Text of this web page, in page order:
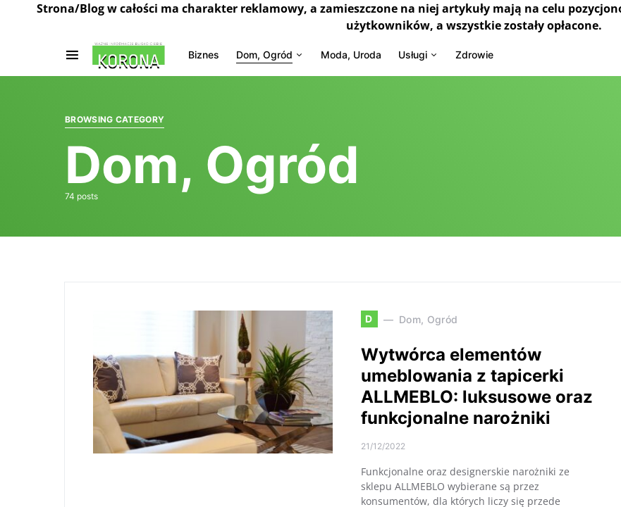
Strona/Blog w całości ma charakter reklamowy, a zamieszczone na niej artykuły mają na celu
użytkowników, a wszystkie zostały opłacone.
Biznes Dom, Ogród Moda, Uroda Usługi Zdrowie
BROWSING CATEGORY
Dom, Ogród
74 posts
D Dom, Ogród
Wytwórca elementów
umeblowania z tapicerki
ALLMEBLO: luksusowe oraz
funkcjonalne narożniki
21/12/2022
Funkcjonalne oraz designerskie narożniki ze
sklepu ALLMEBLO wybierane są przez
konsumentów, dla których liczy się przede